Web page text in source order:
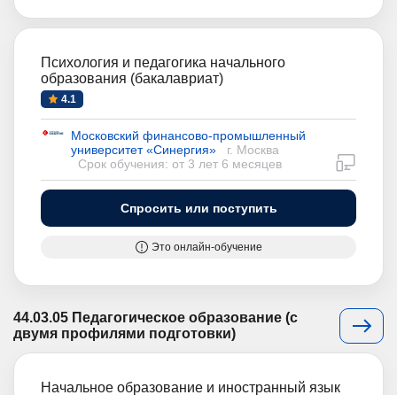
Психология и педагогика начального
образования (бакалавриат)
4.1
Московский финансово-промышленный
университет «Синергия»
г. Москва
Срок обучения: от 3 лет 6 месяцев
Спросить или поступить
Это онлайн-обучение
44.03.05 Педагогическое образование (с
двумя профилями подготовки)
Начальное образование и иностранный язык